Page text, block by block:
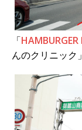
「HAMBURGER
んのクリニック